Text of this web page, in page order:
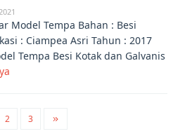
Model Tempa Bahan : Besi
: Ciampea Asri Tahun : 2017
Tempa Besi Kotak dan Galvanis
2 3